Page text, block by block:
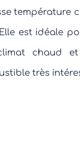
température
est idéale
chaud
très